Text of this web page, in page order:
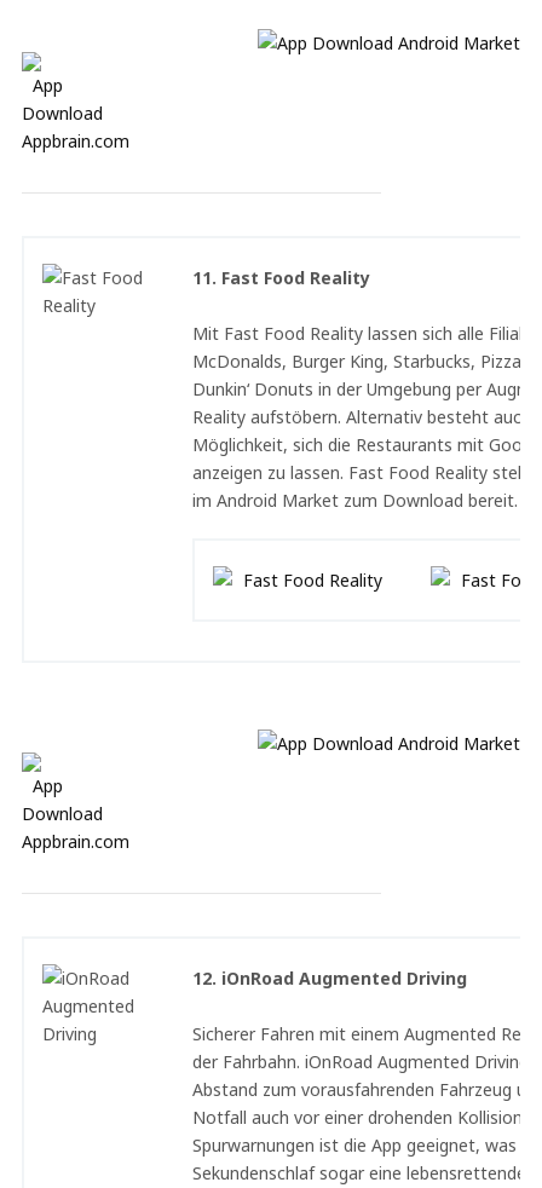
11. Fast Food Reality
Mit Fast Food Reality lassen sich alle
McDonalds, Burger King, Starbucks, Pizza
Dunkin‘ Donuts in der Umgebung per
Reality aufstöbern. Alternativ besteht auch
Möglichkeit, sich die Restaurants mit
anzeigen zu lassen. Fast Food Reality steht
im Android Market zum Download bereit.
12. iOnRoad Augmented Driving
Sicherer Fahren mit einem Augmented
der Fahrbahn. iOnRoad Augmented Driving
Abstand zum vorausfahrenden Fahrzeug
Notfall auch vor einer drohenden Kollision.
Spurwarnungen ist die App geeignet, was
Sekundenschlaf sogar eine lebensrettende